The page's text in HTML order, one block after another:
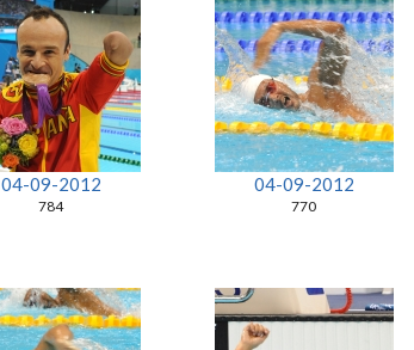
04-09-2012
784
04-09-2012
770